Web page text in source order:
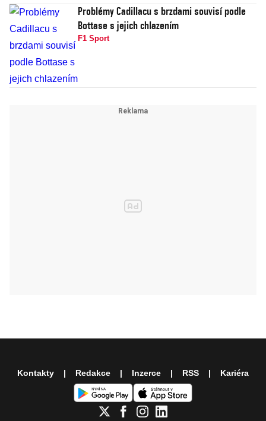
Problémy Cadillacu s brzdami souvisí podle
Bottase s jejich chlazením
F1 Sport
Kontakty Redakce Inzerce RSS Kariéra